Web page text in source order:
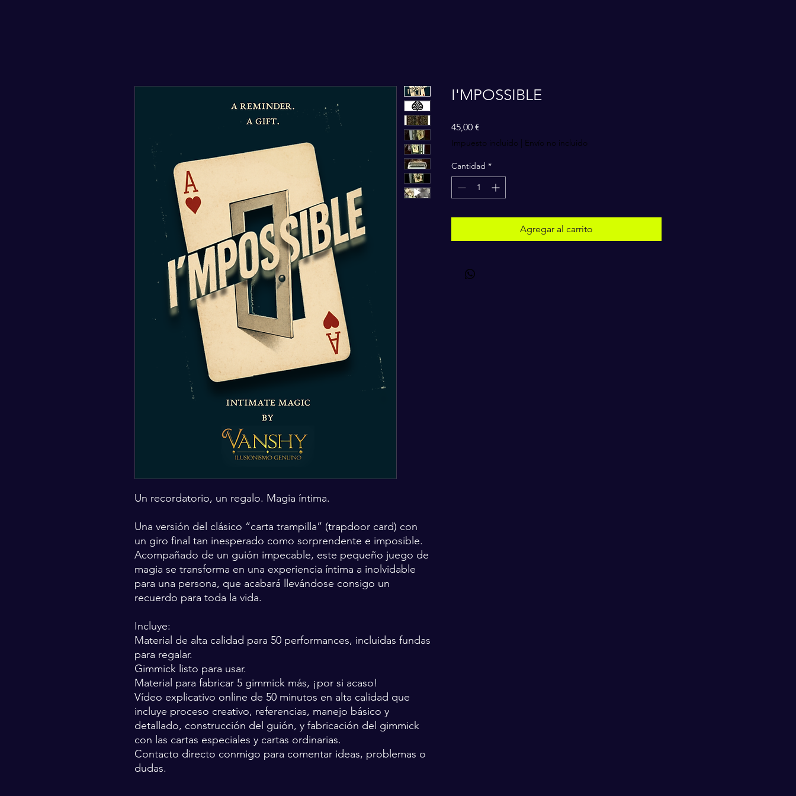
Un recordatorio, un regalo. Magia íntima.
Una versión del clásico “carta trampilla” (trapdoor card) con
un giro final tan inesperado como sorprendente e imposible.
Acompañado de un guión impecable, este pequeño juego de
magia se transforma en una experiencia íntima a inolvidable
para una persona, que acabará llevándose consigo un
recuerdo para toda la vida.
Incluye:
Material de alta calidad para 50 performances, incluidas fundas
para regalar.
Gimmick listo para usar.
Material para fabricar 5 gimmick más, ¡por si acaso!
Vídeo explicativo online de 50 minutos en alta calidad que
incluye proceso creativo, referencias, manejo básico y
detallado, construcción del guión, y fabricación del gimmick
con las cartas especiales y cartas ordinarias.
⁠Contacto directo conmigo para comentar ideas, problemas o
dudas.
I'MPOSSIBLE
45,00 €
Impuesto incluido | Envío no incluido
Cantidad *
Agregar al carrito